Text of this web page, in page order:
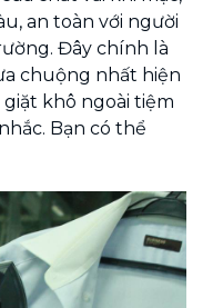
an toàn với người
Đây chính là
chuộng nhất hiện
giặt khô ngoài tiệm
Bạn có thể